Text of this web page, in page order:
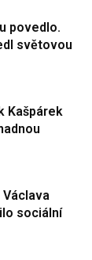
povedlo.
světovou
Kašpárek
sociální